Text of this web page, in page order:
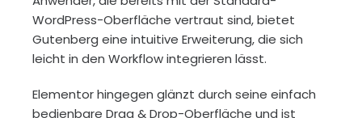
WordPress-Oberfläche vertraut sind, bietet
Gutenberg eine intuitive Erweiterung, die sich
leicht in den Workflow integrieren lässt.
Elementor hingegen glänzt durch seine einfach
bedienbare Drag & Drop-Oberfläche und ist